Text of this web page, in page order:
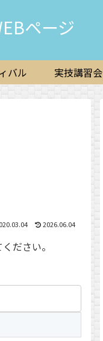
ページ
バル 実技講習会
2026.06.04
ださい。